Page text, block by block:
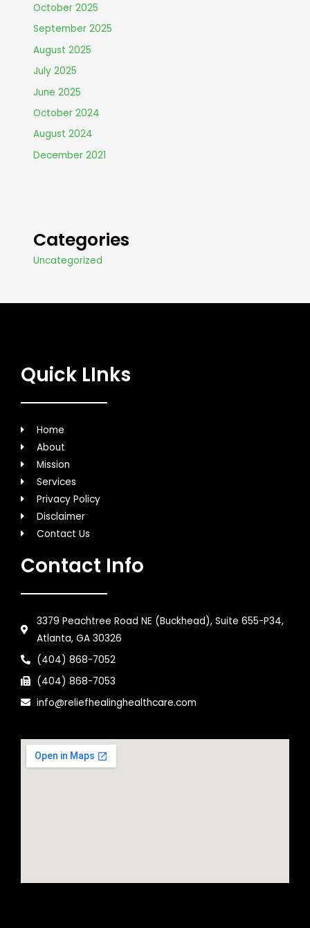
October 2025
September 2025
August 2025
July 2025
June 2025
October 2024
August 2024
December 2021
Categories
Uncategorized
Quick LInks
Home
About
Mission
Services
Privacy Policy
Disclaimer
Contact Us
Contact Info
3379 Peachtree Road NE (Buckhead), Suite 655-P34,
Atlanta, GA 30326
(404) 868-7052
(404) 868-7053
info@reliefhealinghealthcare.com